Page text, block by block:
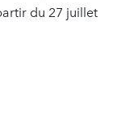
du 27 juillet